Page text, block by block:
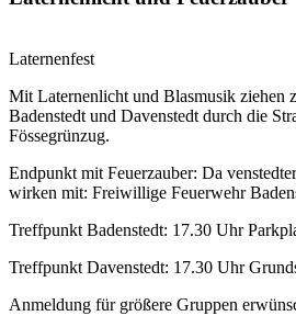
Laternenfest
Mit Laternenlicht und Blasmusik ziehen
Badenstedt und Davenstedt durch die
Fössegrünzug.
Endpunkt mit Feuerzauber: Da
wirken mit: Freiwillige Feuerwehr
Treffpunkt Badenstedt: 17.30 Uhr
Treffpunkt Davenstedt: 17.30 Uhr
Anmeldung für größere Gruppen